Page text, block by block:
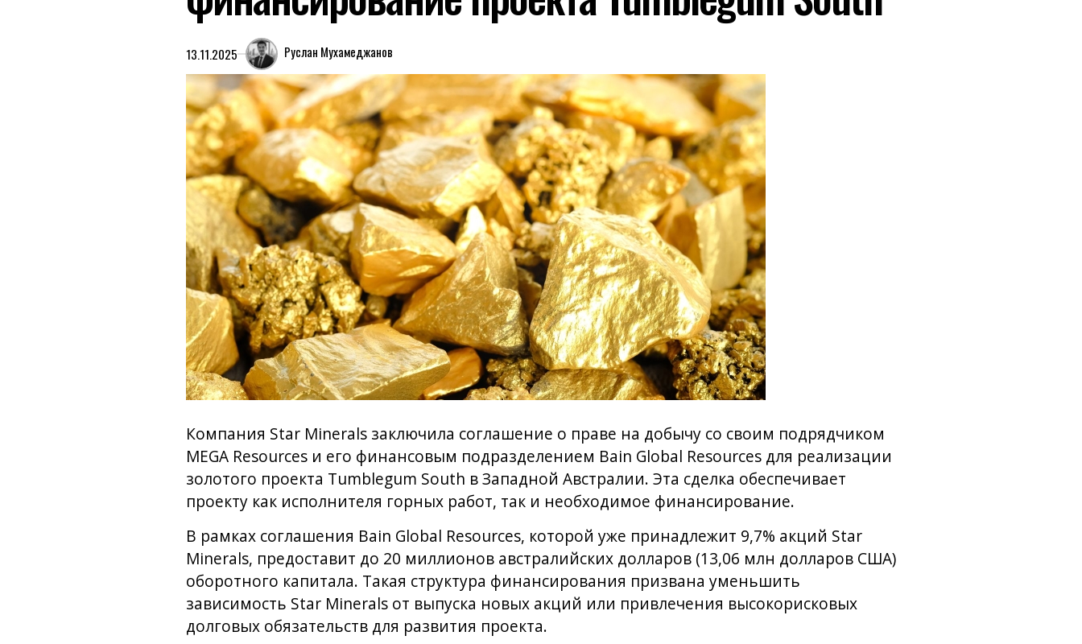
13.11.2025 Руслан Мухамеджанов
Компания Star Minerals заключила соглашение о праве на добычу со своим подрядчиком
MEGA Resources и его финансовым подразделением Bain Global Resources для реализации
золотого проекта Tumblegum South в Западной Австралии. Эта сделка обеспечивает
проекту как исполнителя горных работ, так и необходимое финансирование.
В рамках соглашения Bain Global Resources, которой уже принадлежит 9,7% акций Star
Minerals, предоставит до 20 миллионов австралийских долларов (13,06 млн долларов США)
оборотного капитала. Такая структура финансирования призвана уменьшить
зависимость Star Minerals от выпуска новых акций или привлечения высокорисковых
долговых обязательств для развития проекта.